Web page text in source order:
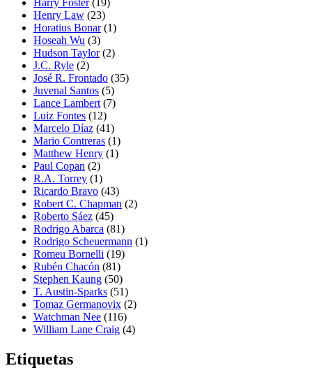
Harry Foster(19)
Henry Law (23)
Horatius Bonar(1)
Hoseah Wu (3)
Hudson Taylor(2)
J.C. Ryle (2)
José R. Frontado (35)
Juvenal Santos (5)
Lance Lambert(7)
Luiz Fontes (12)
Marcelo Díaz (41)
Mario Contreras (1)
Matthew Henry (1)
Paul Copan (2)
R.A. Torrey (1)
Ricardo Bravo (43)
Robert C. Chapman (2)
Roberto Sáez (45)
Rodrigo Abarca (81)
Rodrigo Scheuermann (1)
Romeu Bornelli (19)
Rubén Chacón (81)
Stephen Kaung (50)
T. Austin-Sparks (51)
Tomaz Germanovix (2)
Watchman Nee (116)
William Lane Craig (4)
Etiquetas